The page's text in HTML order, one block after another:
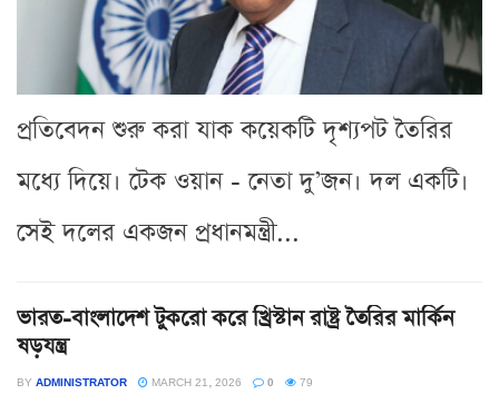
প্রতিবেদন শুরু করা যাক কয়েকটি দৃশ্যপট তৈরির
মধ্যে দিয়ে। টেক ওয়ান - নেতা দু’জন। দল একটি।
সেই দলের একজন প্রধানমন্ত্রী...
ভারত-বাংলাদেশ টুকরো করে খ্রিস্টান রাষ্ট্র তৈরির মার্কিন
ষড়যন্ত্র
BY ADMINISTRATOR MARCH 21, 2026 0 79